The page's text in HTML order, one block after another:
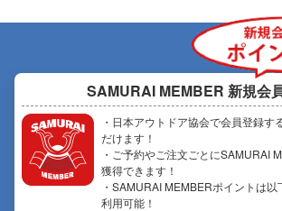
ーケル 7:ウェイクボード 是非体験
ントは変更します。 慶良間諸島↓
◇亀村•沈没船 海洋状況良好南風以
外風速4以下 ◇サンゴ畑 海洋状況
普通 風速4~6 宜野湾マリーナ近郊
↓ ◇マリーナ近郊サンゴ畑 海洋状
況悪し 風速4~8 一押しは亀村で
す。 ネットにも載っていない当店
だけのツアーですので感動しま
SAMURAI MEMBER 新規会
・日本アウトドア協会で会員登録す
だけます！
・ご予約やご注文ごとにSAMURAI
獲得できます！
・SAMURAI MEMBERポイントは
利用可能！